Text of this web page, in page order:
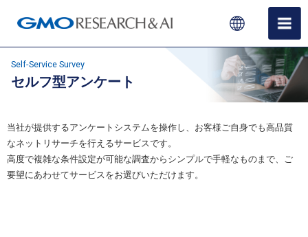
Self-Service Survey
セルフ型アンケート
当社が提供するアンケートシステムを操作し、お客様ご自身でも高品質
なネットリサーチを行えるサービスです。
高度で複雑な条件設定が可能な調査からシンプルで手軽なものまで、ご
要望にあわせてサービスをお選びいただけます。